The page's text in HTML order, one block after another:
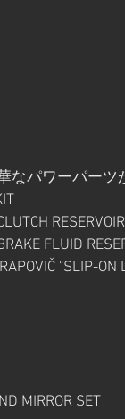
なパワーパーツ
　
"SLIP-
　　　　　　　
　　　　　　
MIRROR SET